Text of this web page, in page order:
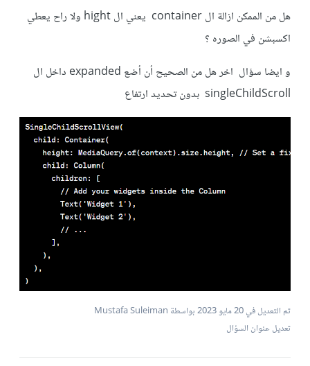
هل من الممكن ازالة ال container يعني ال hight ولا راح يعطي
اكسبشن في الصوره ؟
و ايضا سؤال اخر هل من الصحيح أن أضع expanded داخل ال
singleChildScroll بدون تحديد ارتفاع
تم التعديل في20 مايو 2023
بواسطة Mustafa Suleiman
تعديل عنوان السؤال